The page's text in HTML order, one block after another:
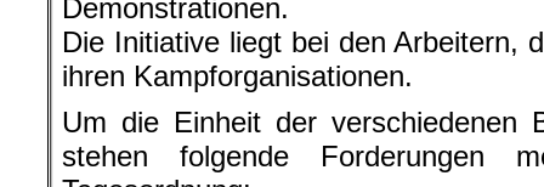
Wiedereinführung der
Paris, den 5. Dezember 2018
Kommunistische Arbeiterpartei
des Ouvriers de France